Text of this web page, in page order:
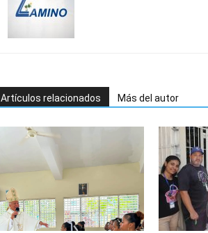
Artículos relacionados Más del autor